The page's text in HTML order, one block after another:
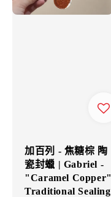
加百列 - 焦糖棕 陶
瓷封蠟 | Gabriel -
"Caramel Copper"
Traditional Sealing